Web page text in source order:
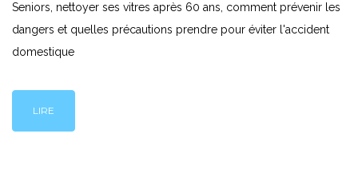
Seniors, nettoyer ses vitres après 60 ans, comment prévenir les
dangers et quelles précautions prendre pour éviter l'accident
domestique
LIRE